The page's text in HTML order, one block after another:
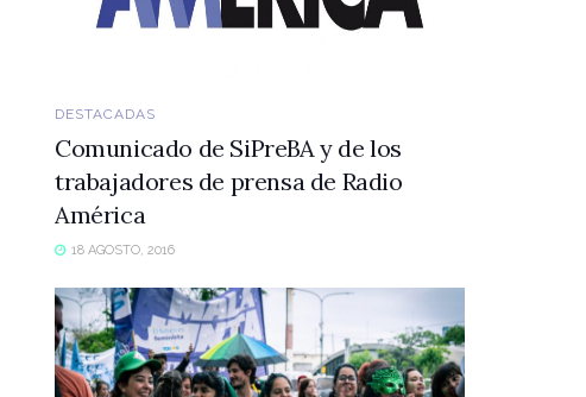
DESTACADAS
Comunicado de SiPreBA y de los
trabajadores de prensa de Radio
América
18 AGOSTO, 2016